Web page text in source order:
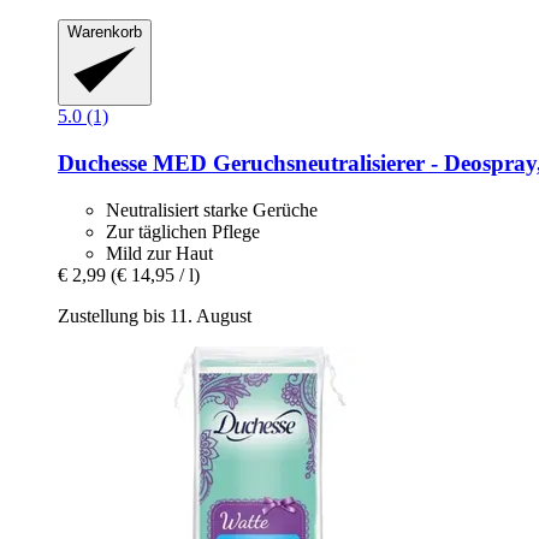
Warenkorb
5.0 (1)
Duchesse MED Geruchsneutralisierer -​
Neutralisiert starke Gerüche
Zur täglichen Pflege
Mild zur Haut
€ 2,99 (€ 14,95 / l)
Zustellung bis 11. August